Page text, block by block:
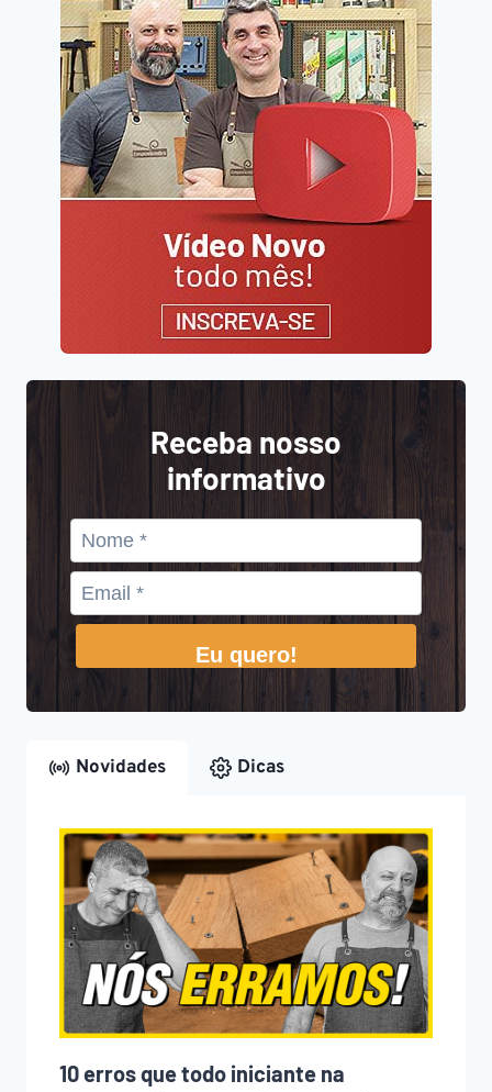
Receba nosso
informativo
Eu quero!
Novidades Dicas
10 erros que todo iniciante na